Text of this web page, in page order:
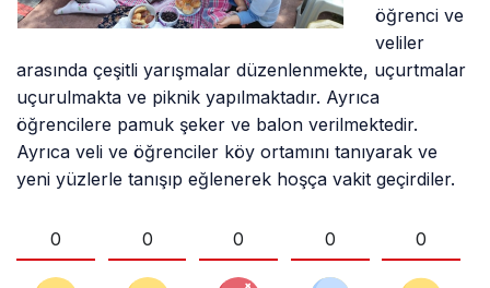
öğrenci ve
veliler
arasında çeşitli yarışmalar düzenlenmekte, uçurtmalar
uçurulmakta ve piknik yapılmaktadır. Ayrıca
öğrencilere pamuk şeker ve balon verilmektedir.
Ayrıca veli ve öğrenciler köy ortamını tanıyarak ve
yeni yüzlerle tanışıp eğlenerek hoşça vakit geçirdiler.
0 0 0 0 0